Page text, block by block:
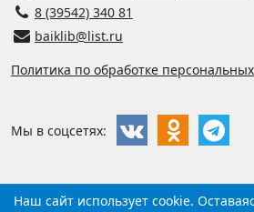
8 (39542) 340 81
baiklib@list.ru
Политика по обработке
Мы в соцсетях:
Наш сайт использует cookie.